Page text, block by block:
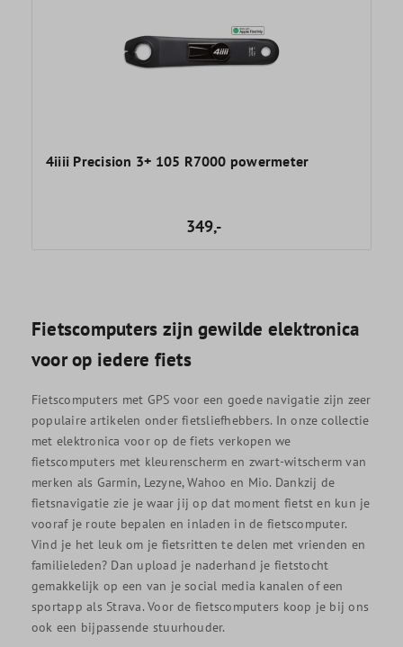
4iiii Precision 3+ 105 R7000 powermeter
349,-
Fietscomputers zijn gewilde elektronica
voor op iedere fiets
Fietscomputers met GPS voor een goede navigatie zijn zeer
populaire artikelen onder fietsliefhebbers. In onze collectie
met elektronica voor op de fiets verkopen we
fietscomputers met kleurenscherm en zwart-witscherm van
merken als Garmin, Lezyne, Wahoo en Mio. Dankzij de
fietsnavigatie zie je waar jij op dat moment fietst en kun je
vooraf je route bepalen en inladen in de fietscomputer.
Vind je het leuk om je fietsritten te delen met vrienden en
familieleden? Dan upload je naderhand je fietstocht
gemakkelijk op een van je social media kanalen of een
sportapp als Strava. Voor de fietscomputers koop je bij ons
ook een bijpassende stuurhouder.